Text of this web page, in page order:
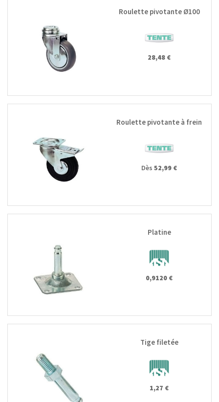
Roulette pivotante Ø100
28,48 €
Roulette pivotante à frein
Dès 52,99 €
Platine
0,9120 €
Tige filetée
1,27 €